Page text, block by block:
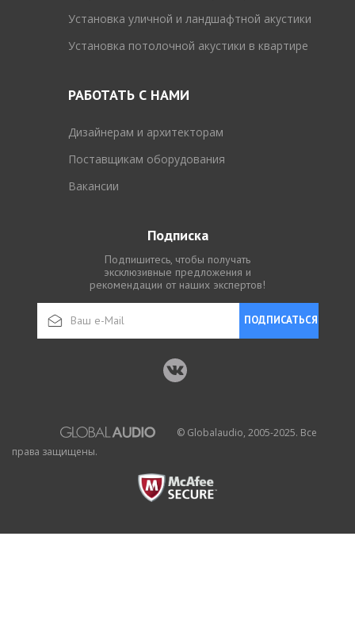
Установка уличной и ландшафтной акустики
Установка потолочной акустики в квартире
РАБОТАТЬ С НАМИ
Дизайнерам и архитекторам
Поставщикам оборудования
Вакансии
Подписка
Подпишитесь, чтобы получать
эксклюзивные предложения и
рекомендации от наших экспертов!
ПОДПИСАТЬСЯ
© Globalaudio, 2005-2025. Все
права защищены.